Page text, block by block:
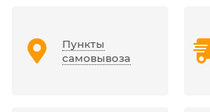
Пункты
самовывоза